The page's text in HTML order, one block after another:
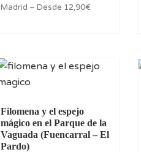
Madrid – Desde 12,90€
Filomena y el espejo
mágico en el Parque de la
Vaguada (Fuencarral – El
Pardo)